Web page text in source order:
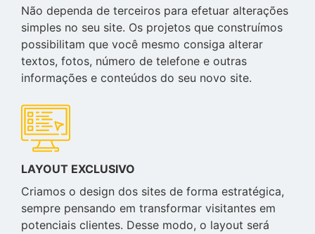
Não dependa de terceiros para efetuar alterações
simples no seu site. Os projetos que construímos
possibilitam que você mesmo consiga alterar
textos, fotos, número de telefone e outras
informações e conteúdos do seu novo site.
LAYOUT EXCLUSIVO
Criamos o design dos sites de forma estratégica,
sempre pensando em transformar visitantes em
potenciais clientes. Desse modo, o layout será